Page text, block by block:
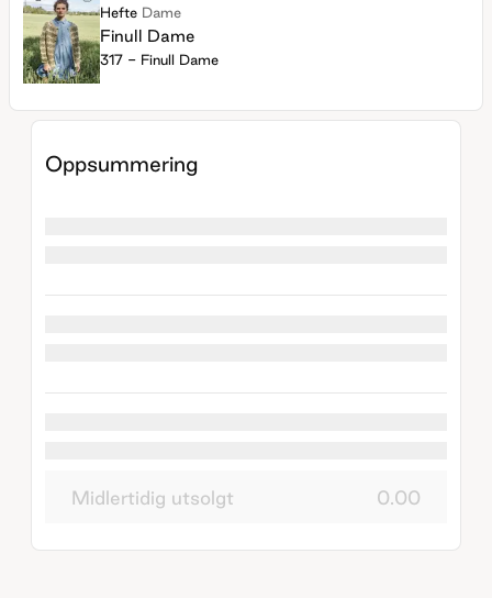
Hefte Dame
Finull Dame
317 - Finull Dame
Oppsummering
Midlertidig utsolgt 0.00